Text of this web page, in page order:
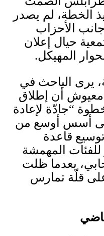
الخطة، لم يصدر
الأحزاب
حيال إعلان
المهيكل.
يرى الباحث في
معيوش أن إطلاق
“جادّة لإعادة
على أسس أوسع من
توسيع قاعدة
للفئات المهمشة
بعدما ظلت
على قلّة تمارس